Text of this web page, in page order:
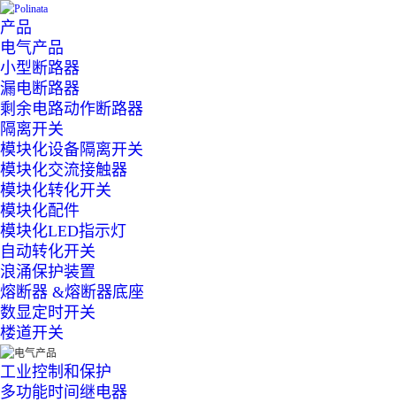
产品
电气产品
小型断路器
漏电断路器
剩余电路动作断路器
隔离开关
模块化设备隔离开关
模块化交流接触器
模块化转化开关
模块化配件
模块化LED指示灯
自动转化开关
浪涌保护装置
熔断器 &熔断器底座
数显定时开关
楼道开关
工业控制和保护
多功能时间继电器